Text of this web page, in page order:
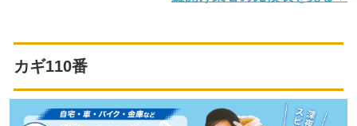
カギ110番